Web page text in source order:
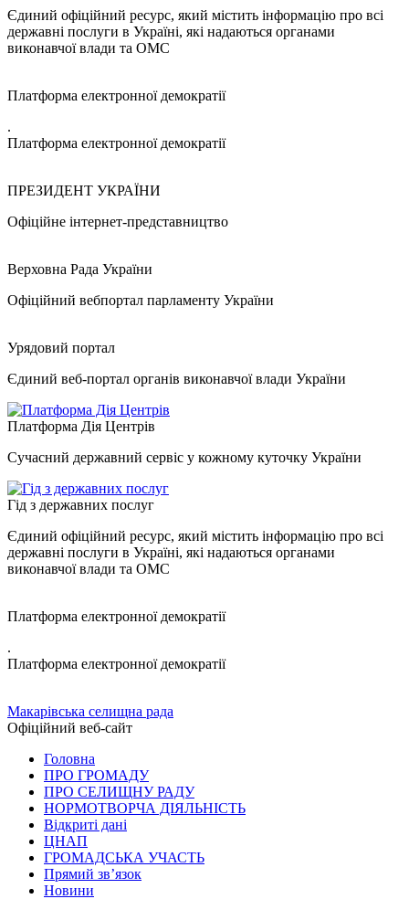
Єдиний офіційний ресурс, який містить інформацію про всі
державні послуги в Україні, які надаються органами
виконавчої влади та ОМС
Платформа електронної демократії
.
Платформа електронної демократії
ПРЕЗИДЕНТ УКРАЇНИ
Офіційне інтернет-представництво
Верховна Рада України
Офіційний вебпортал парламенту України
Урядовий портал
Єдиний веб-портал органів виконавчої влади України
Платформа Дія Центрів
Сучасний державний сервіс у кожному куточку України
Гід з державних послуг
Єдиний офіційний ресурс, який містить інформацію про всі
державні послуги в Україні, які надаються органами
виконавчої влади та ОМС
Платформа електронної демократії
.
Платформа електронної демократії
Макарівська селищна рада
Офіційний веб-сайт
Головна
ПРО ГРОМАДУ
ПРО СЕЛИЩНУ РАДУ
НОРМОТВОРЧА ДІЯЛЬНІСТЬ
Відкриті дані
ЦНАП
ГРОМАДСЬКА УЧАСТЬ
Прямий зв’язок
Новини